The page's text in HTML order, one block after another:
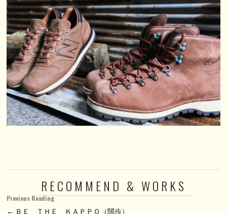
RECOMMEND & WORKS
Previous Reading
← ＢＥ ＴＨＥ ＫＡＰＰＯ（闊歩）